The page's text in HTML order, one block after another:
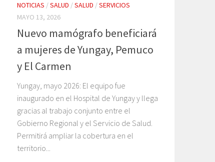
NOTICIAS /SALUD /SALUD /SERVICIOS
MAYO 13, 2026
Nuevo mamógrafo beneficiará
a mujeres de Yungay, Pemuco
y El Carmen
Yungay, mayo 2026: El equipo fue
inaugurado en el Hospital de Yungay y llega
gracias al trabajo conjunto entre el
Gobierno Regional y el Servicio de Salud.
Permitirá ampliar la cobertura en el
territorio...